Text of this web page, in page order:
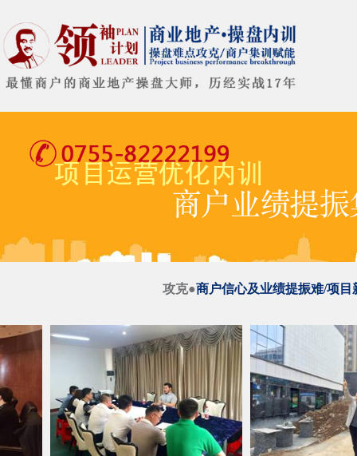
攻克●商户信心及业绩提振难/项